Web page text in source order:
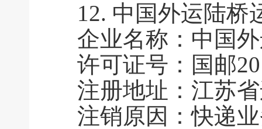
12. 中国外运陆桥
企业名称：中国
许可证号：国邮
注册地址：江苏
注销原因：快递